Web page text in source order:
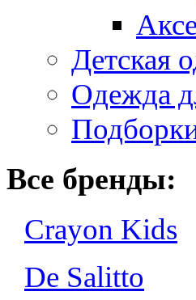
Детская
Одежда
Все бренды:
Crayon Kids
De Salitto